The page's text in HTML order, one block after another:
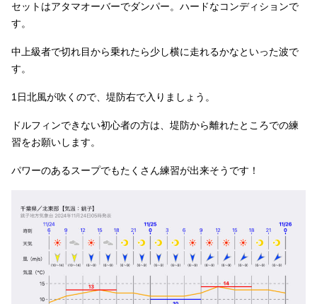
セットはアタマオーバーでダンパー。ハードなコンディションで
す。
中上級者で切れ目から乗れたら少し横に走れるかなといった波で
す。
1日北風が吹くので、堤防右で入りましょう。
ドルフィンできない初心者の方は、堤防から離れたところでの練
習をお願いします。
パワーのあるスープでもたくさん練習が出来そうです！